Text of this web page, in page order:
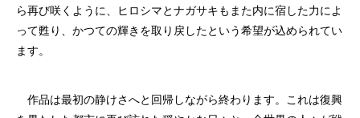
ら再び咲くように、ヒロシマとナガサキもまた内に宿した力によ
って甦り、かつての輝きを取り戻したという希望が込められてい
ます。
作品は最初の静けさへと回帰しながら終わります。これは復興